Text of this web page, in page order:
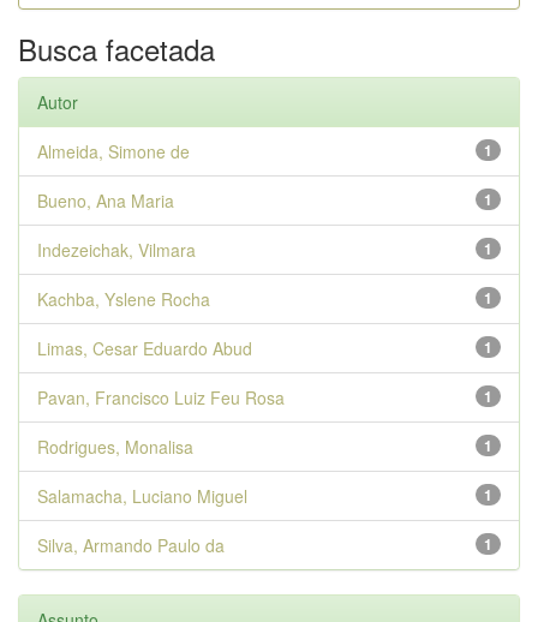
Busca facetada
Autor
1
Almeida, Simone de
1
Bueno, Ana Maria
1
Indezeichak, Vilmara
1
Kachba, Yslene Rocha
1
Limas, Cesar Eduardo Abud
1
Pavan, Francisco Luiz Feu Rosa
1
Rodrigues, Monalisa
1
Salamacha, Luciano Miguel
1
Silva, Armando Paulo da